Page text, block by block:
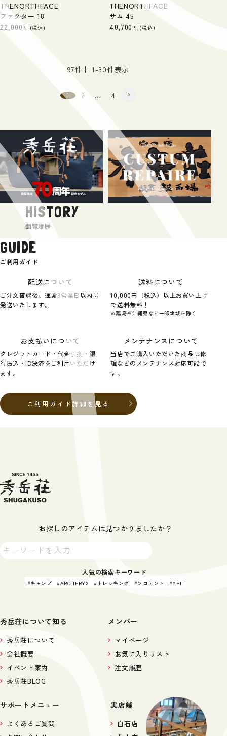
THENORTHFACE
ファクター 18
22,000 税込
THENORTHFACE
サム 45
40,700 税込
97件中 1 -30件表示
1 2 … 4
HISTORY
閲覧履歴
GUIDE
ご利用ガイド
配送について
ご注文確認後、通常3営業日以内に
発送いたします。
送料について
10,000円（税込）以上お買い上げ
で送料無料！
※離島や沖縄県など一部地域を除く
お支払いについて
クレジットカード・代金引換・銀
行振込・ID決済をご利用いただけ
ます。
メンテナンスについて
当店でご購入いただいた商品は修
理などのメンテナンス対応可能で
す。
ご利用ガイド詳細を見る
お探しのアイテムは見つかりましたか？
人気の検索キーワード
キャンプ ARC'TERYX トレッキング ソロテント YETI
秀岳荘について知る
秀岳荘について
会社概要
イベント案内
秀岳荘BLOG
メンバー
マイページ
お気に入りリスト
注文履歴
サポートメニュー
よくあるご質問
実店舗
白石店